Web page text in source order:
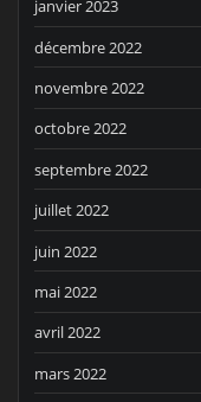
janvier 2023
décembre 2022
novembre 2022
octobre 2022
septembre 2022
juillet 2022
juin 2022
mai 2022
avril 2022
mars 2022